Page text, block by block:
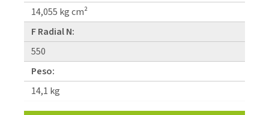
14,055 kg cm²
F Radial N:
550
Peso:
14,1 kg